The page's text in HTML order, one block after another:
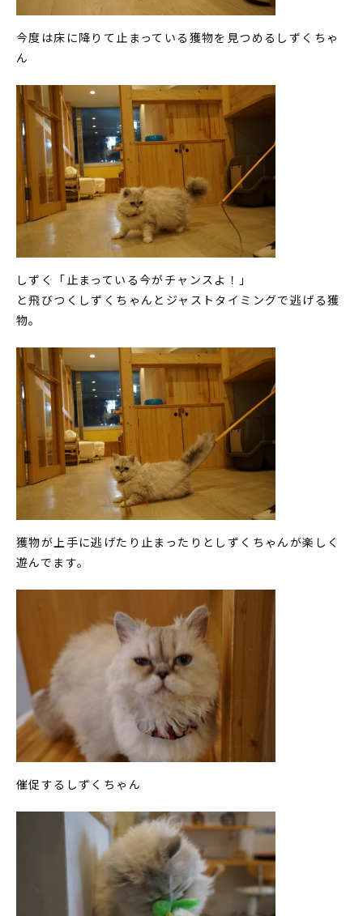
今度は床に降りて止まっている獲物を見つめるしずくちゃ
ん
しずく「止まっている今がチャンスよ！」
と飛びつくしずくちゃんとジャストタイミングで逃げる獲
物。
獲物が上手に逃げたり止まったりとしずくちゃんが楽しく
遊んでます。
催促するしずくちゃん